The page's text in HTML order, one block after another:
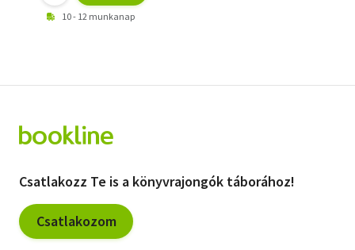
10 - 12 munkanap
Csatlakozz Te is a könyvrajongók táborához!
Csatlakozom